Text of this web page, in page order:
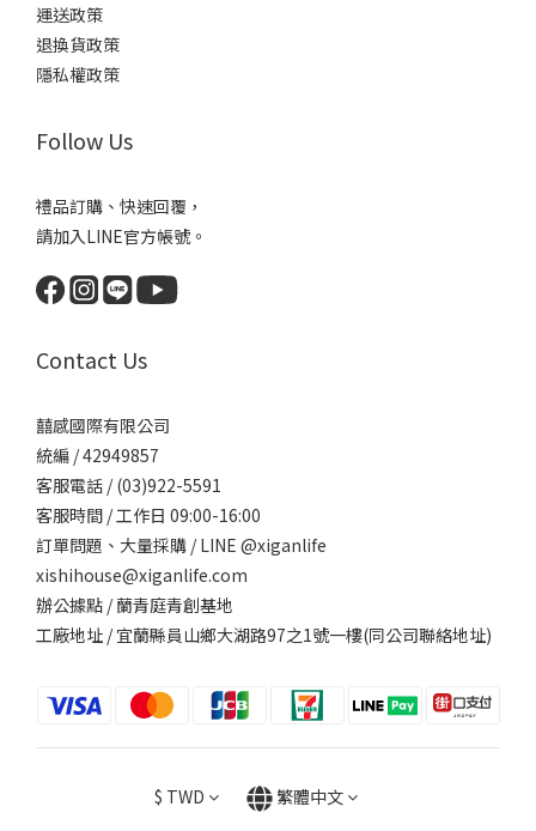
運送政策
退換貨政策
隱私權政策
Follow Us
禮品訂購、快速回覆，
請加入LINE官方帳號。
Contact Us
囍感國際有限公司
統編 / 42949857
客服電話 / (03)922-5591
客服時間 / 工作日 09:00-16:00
訂單問題、大量採購 / LINE @xiganlife
xishihouse@xiganlife.com
辦公據點 / 蘭青庭青創基地
工廠地址 / 宜蘭縣員山鄉大湖路97之1號一樓(同公司聯絡地址)
$ TWD 繁體中文